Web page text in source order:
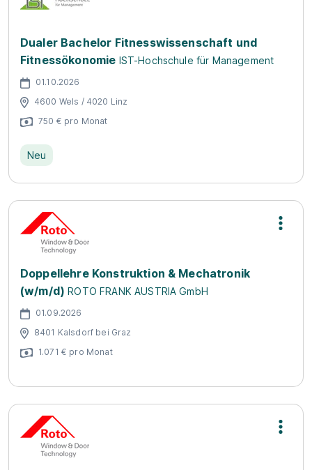
Dualer Bachelor Fitnesswissenschaft und
Fitnessökonomie IST-Hochschule für Management
01.10.2026
4600 Wels / 4020 Linz
750 € pro Monat
Neu
Doppellehre Konstruktion & Mechatronik
(w/m/d) ROTO FRANK AUSTRIA GmbH
01.09.2026
8401 Kalsdorf bei Graz
1.071 € pro Monat